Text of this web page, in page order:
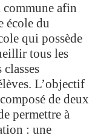
commune afin
école du
qui possède
tous les
L’objectif
de deux
permettre à
: une